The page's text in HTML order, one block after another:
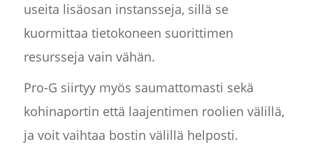
useita lisäosan instansseja, sillä se
kuormittaa tietokoneen suorittimen
resursseja vain vähän.
Pro-G siirtyy myös saumattomasti sekä
kohinaportin että laajentimen roolien välillä,
ja voit vaihtaa bostin välillä helposti.